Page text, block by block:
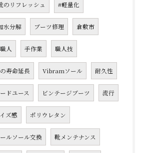
のリフレッシュ #軽量化
水分解 ブーツ修理 倉敷市
人 手作業 職人技
寿命延長 Vibramソール 耐久性
ドユース ビンテージブーツ 流行
ズ感 ポリウレタン
ルソール交換 靴メンテナンス